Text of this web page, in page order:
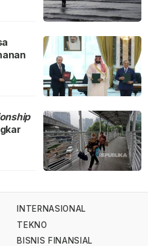
INTERNASIONAL
TEKNO
BISNIS FINANSIAL